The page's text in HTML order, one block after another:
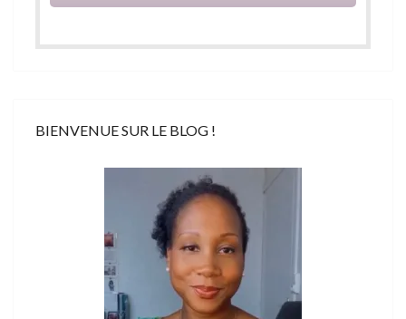
BIENVENUE SUR LE BLOG !